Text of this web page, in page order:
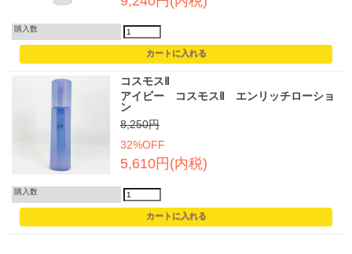
購入数
コスモスⅡ
アイビー コスモスⅡ エンリッチローショ
ン
8,250円
32%OFF
5,610円(内税)
購入数